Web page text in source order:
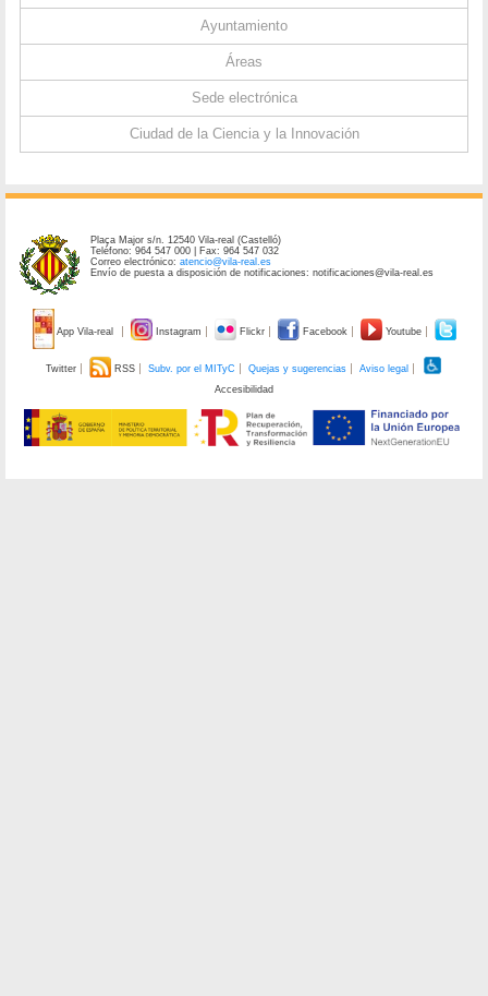
Ayuntamiento
Áreas
Sede electrónica
Ciudad de la Ciencia y la Innovación
Plaça Major s/n. 12540 Vila-real (Castelló)
Teléfono: 964 547 000 | Fax: 964 547 032
Correo electrónico:atencio@vila-real.es
Envío de puesta a disposición de notificaciones: notificaciones@vila-real.es
App Vila-real Instagram Flickr Facebook Youtube
Twitter RSS Subv. por el MITyC Quejas y sugerencias
Aviso legal
Accesibilidad